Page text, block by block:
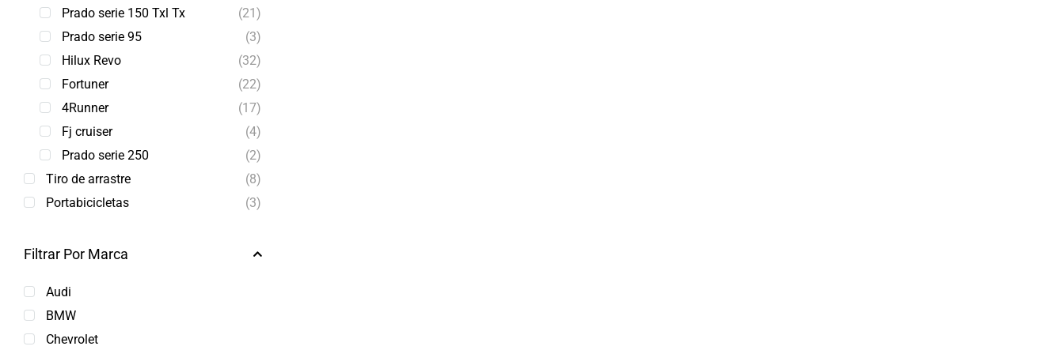
Prado serie 150 Txl Tx
(21)
Prado serie 95
(3)
Hilux Revo
(32)
Fortuner
(22)
4Runner
(17)
Fj cruiser
(4)
Prado serie 250
(2)
Tiro de arrastre
(8)
Portabicicletas
(3)
Filtrar Por Marca
Audi
BMW
Chevrolet